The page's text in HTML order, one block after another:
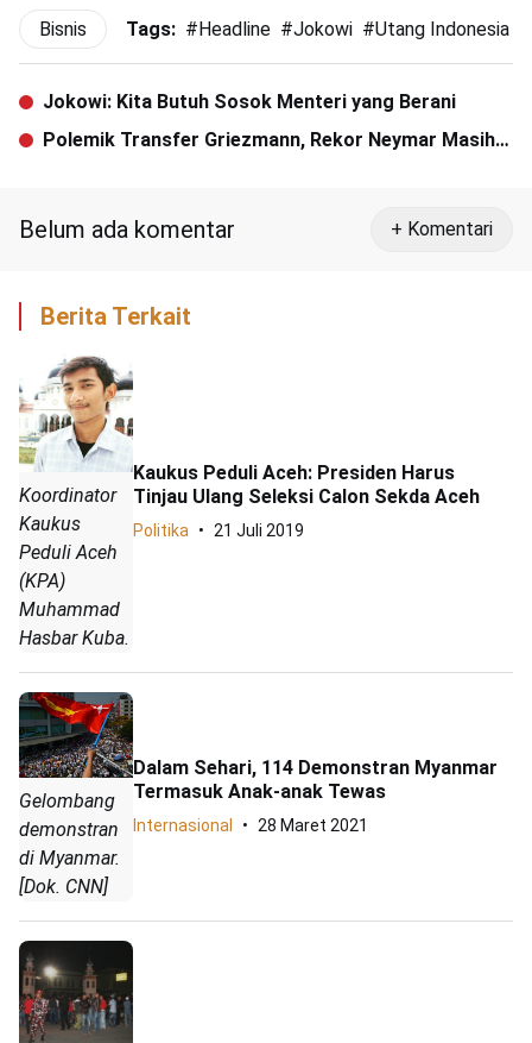
Bisnis Tags: #Headline #Jokowi #Utang Indonesia
Jokowi: Kita Butuh Sosok Menteri yang Berani
Polemik Transfer Griezmann, Rekor Neymar Masih
Belum ada komentar + Komentari
Berita Terkait
Koordinator
Kaukus
Peduli Aceh
(KPA)
Muhammad
Hasbar Kuba.
Kaukus Peduli Aceh: Presiden Harus
Tinjau Ulang Seleksi Calon Sekda Aceh
Politika 21 Juli 2019
Gelombang
demonstran
di Myanmar.
[Dok. CNN]
Dalam Sehari, 114 Demonstran Myanmar
Termasuk Anak-anak Tewas
Internasional 28 Maret 2021